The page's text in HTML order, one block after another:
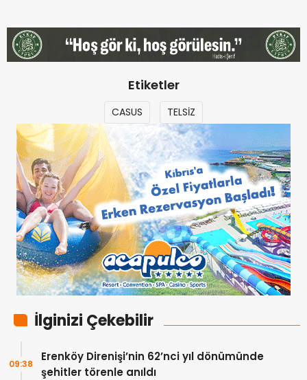
Etiketler
CASUS TELSİZ
İlginizi Çekebilir
Erenköy Direnişi’nin 62’nci yıl dönümünde
şehitler törenle anıldı
09:38